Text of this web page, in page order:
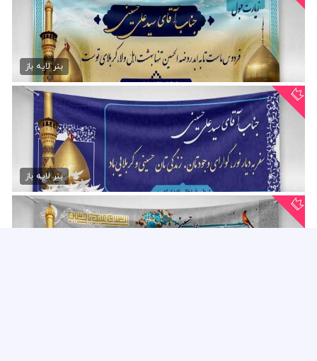
دانلود بنر کربلا
75,000 تومان
بنر لایه باز
دانلود بنر سه بعدی کربلا
75,000 تومان
بنر لایه باز